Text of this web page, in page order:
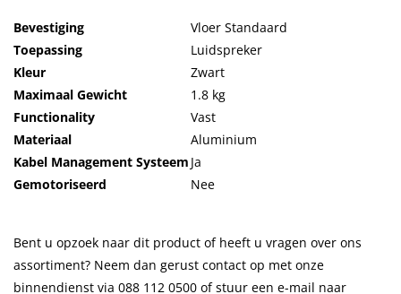
Bevestiging
Vloer Standaard
Toepassing
Luidspreker
Kleur
Zwart
Maximaal Gewicht
1.8 kg
Functionality
Vast
Materiaal
Aluminium
Kabel Management Systeem Ja
Gemotoriseerd
Nee
Bent u opzoek naar dit product of heeft u vragen over ons
assortiment? Neem dan gerust contact op met onze
binnendienst via 088 112 0500 of stuur een e-mail naar